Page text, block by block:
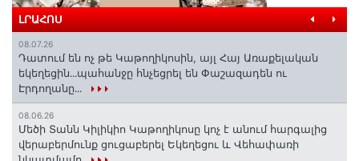
ԼՐԱՀՈՍ
08.07.26
Դատում են ոչ թե Կաթողիկոսին, այլ Հայ Առաքելական
եկեղեցին․․․պահանջը հնչեցրել են Փաշազադեն ու
Էրդողանը․․․
08.06.26
Մեծի Տանն Կիլիկիո Կաթողիկոսը կոչ է անում հարգալից
վերաբերմունք ցուցաբերել Եկեղեցու և Վեհափառի